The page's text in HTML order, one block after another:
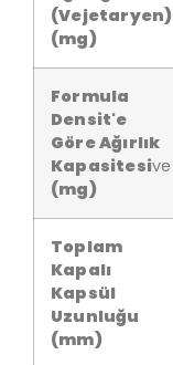
(Vejetaryen)
(mg)
Formula
Densit'e
Göre Ağırlık
Kapasitesive
(mg)
Toplam
Kapalı
Kapsül
Uzunluğu
(mm)